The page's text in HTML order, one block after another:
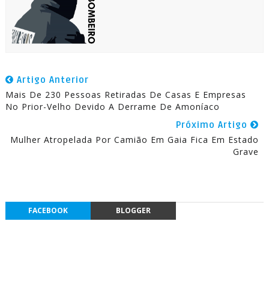
Artigo Anterior
Mais De 230 Pessoas Retiradas De Casas E Empresas
No Prior-Velho Devido A Derrame De Amoníaco
Próximo Artigo
Mulher Atropelada Por Camião Em Gaia Fica Em Estado
Grave
FACEBOOK BLOGGER